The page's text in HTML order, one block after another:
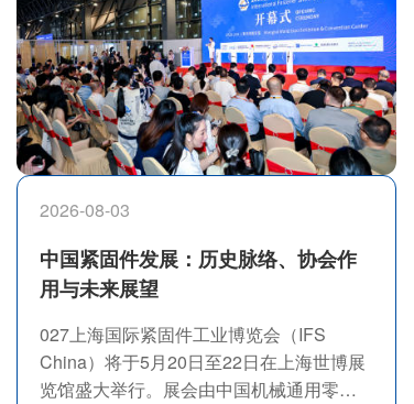
2026-08-03
中国紧固件发展：历史脉络、协会作
用与未来展望
027上海国际紧固件工业博览会（IFS
China）将于5月20日至22日在上海世博展
览馆盛大举行。展会由中国机械通用零部